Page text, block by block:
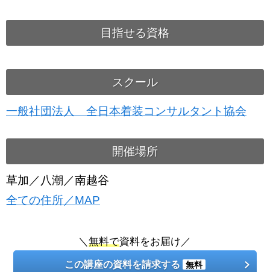
目指せる資格
スクール
一般社団法人 全日本着装コンサルタント協会
開催場所
草加／八潮／南越谷
全ての住所／MAP
＼無料で資料をお届け／
この講座の資料を請求する 無料